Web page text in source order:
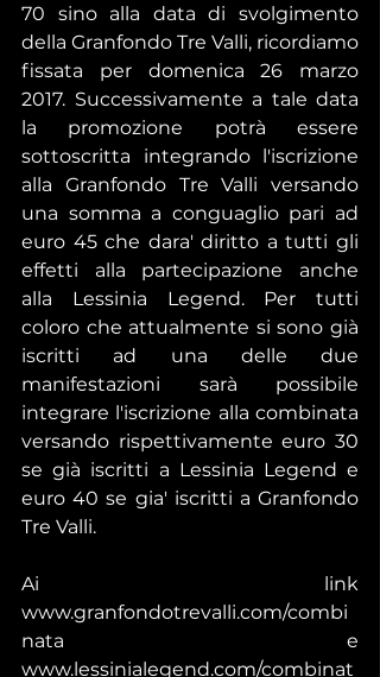
70 sino alla data di svolgimento
della Granfondo Tre Valli, ricordiamo
fissata per domenica 26 marzo
2017. Successivamente a tale data
la promozione potrà essere
sottoscritta integrando l'iscrizione
alla Granfondo Tre Valli versando
una somma a conguaglio pari ad
euro 45 che dara' diritto a tutti gli
effetti alla partecipazione anche
alla Lessinia Legend. Per tutti
coloro che attualmente si sono già
iscritti ad una delle due
manifestazioni sarà possibile
integrare l'iscrizione alla combinata
versando rispettivamente euro 30
se già iscritti a Lessinia Legend e
euro 40 se gia' iscritti a Granfondo
Tre Valli.
Ai link
www.granfondotrevalli.com/combi
nata e
www.lessinialegend.com/combinat